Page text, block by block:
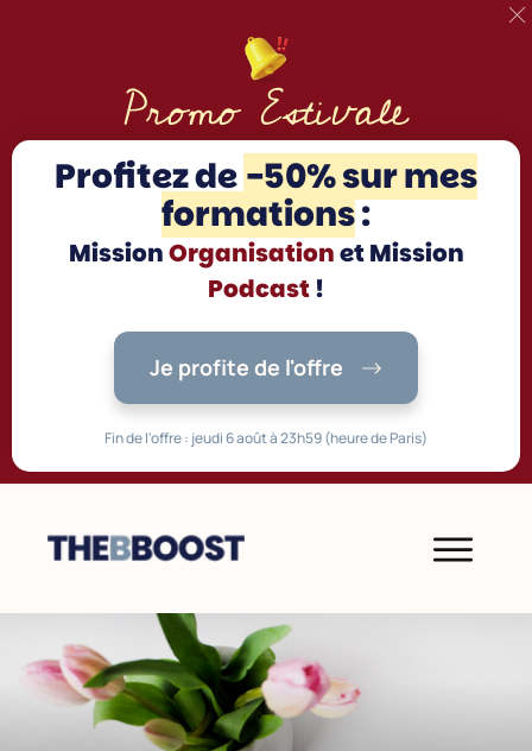
Promo Estivale
Profitez de -50% sur mes
formations:
MissionOrganisationet Mission
Podcast!
Je profite de l'offre
Fin de l'offre : jeudi 6 août à 23h59 (heure de Paris)